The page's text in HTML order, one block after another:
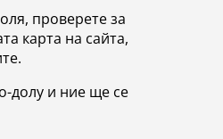
проверете за
карта на сайта,
долу и ние ще се